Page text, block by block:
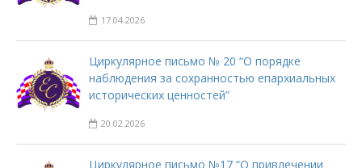
17.04.2026
Циркулярное письмо № 20 “О порядке
наблюдения за сохранностью епархиальных
исторических ценностей”
20.02.2026
Циркулярное письмо №17 “О привлечении